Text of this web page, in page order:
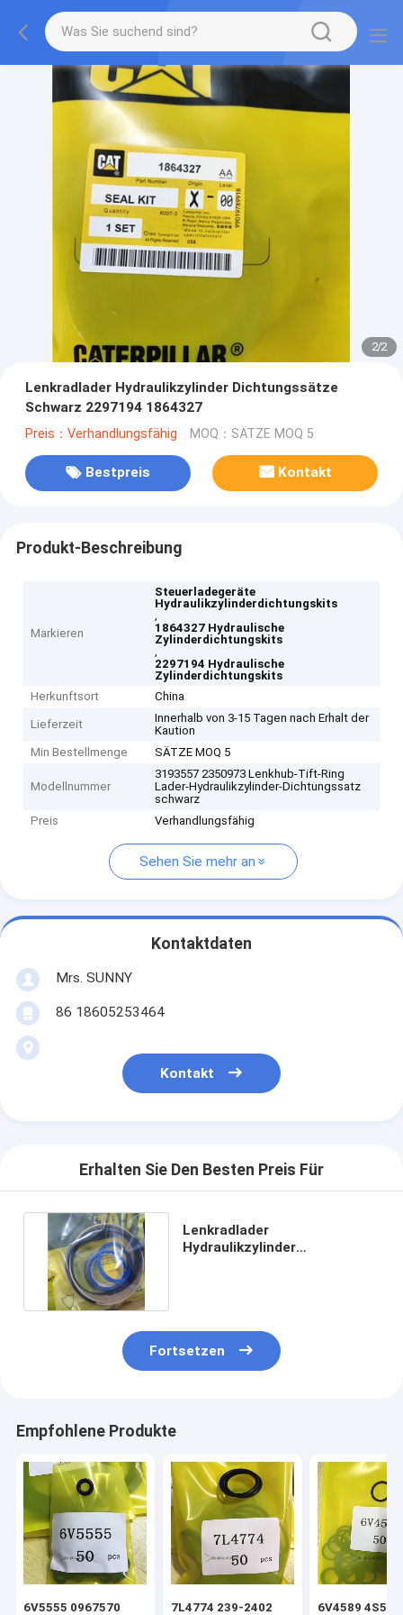
2/2
Lenkradlader Hydraulikzylinder Dichtungssätze
Schwarz 2297194 1864327
Preis：Verhandlungsfähig MOQ：SÄTZE MOQ 5
Bestpreis Kontakt
Produkt-Beschreibung
Markieren
Steuerladegeräte
Hydraulikzylinderdichtungskits
,
1864327 Hydraulische
Zylinderdichtungskits
,
2297194 Hydraulische
Zylinderdichtungskits
Herkunftsort
China
Lieferzeit
Innerhalb von 3-15 Tagen nach Erhalt der
Kaution
Min Bestellmenge
SÄTZE MOQ 5
Modellnummer
3193557 2350973 Lenkhub-Tift-Ring
Lader-Hydraulikzylinder-Dichtungssatz
schwarz
Preis
Verhandlungsfähig
Sehen Sie mehr an
Kontaktdaten
Mrs. SUNNY
86 18605253464
Kontakt
Erhalten Sie Den Besten Preis Für
Lenkradlader
Hydraulikzylinder
Fortsetzen
Empfohlene Produkte
6V5555 0967570
7L4774 239-2402
6V4589